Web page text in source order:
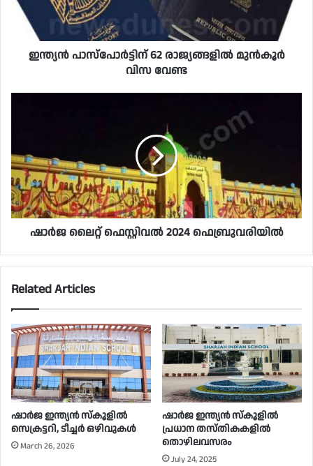
ഇന്ത്യൻ പാസ്പോർട്ടിന് 62 രാജ്യങ്ങളിൽ മുൻ‌കൂർ
വിസ വേണ്ട
ഷാർജ ലൈറ്റ് ഫെസ്റ്റിവൽ 2024 ഫെബ്രുവരിയിൽ
Related Articles
ഷാർജ ഇന്ത്യൻ സ്കൂളിൽ
സെക്രട്ടറി, ടീച്ചർ ഒഴിവുകൾ
March 26, 2026
ഷാർജ ഇന്ത്യൻ സ്‌കൂളിൽ
പ്രധാന തസ്തികകളിൽ
തൊഴിലവസരം
July 24, 2025